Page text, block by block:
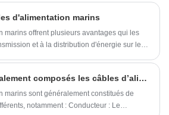
qui recherchent sécurité,
à long terme.
en alimentant les voyages de l’humanité à
d'alimentation marins
marins offrent plusieurs avantages qui les
et à la distribution d'énergie sur les
De quoi sont généralement composés les câbles d’alimentation marins ?
marins sont généralement constitués de
: Conducteur : Le